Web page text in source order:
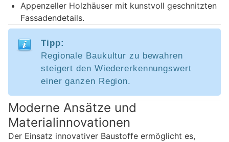
Appenzeller Holzhäuser mit kunstvoll geschnitzten
Fassadendetails.
Tipp:
Regionale Baukultur zu bewahren
steigert den Wiedererkennungswert
einer ganzen Region.
Moderne Ansätze und
Materialinnovationen
Der Einsatz innovativer Baustoffe ermöglicht es,